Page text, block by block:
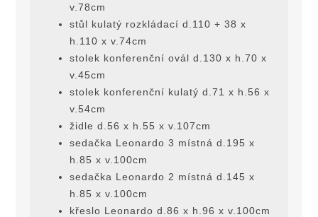
v.78cm
stůl kulatý rozkládací d.110 + 38 x
h.110 x v.74cm
stolek konferenční ovál d.130 x h.70 x
v.45cm
stolek konferenční kulatý d.71 x h.56 x
v.54cm
židle d.56 x h.55 x v.107cm
sedačka Leonardo 3 místná d.195 x
h.85 x v.100cm
sedačka Leonardo 2 místná d.145 x
h.85 x v.100cm
křeslo Leonardo d.86 x h.96 x v.100cm